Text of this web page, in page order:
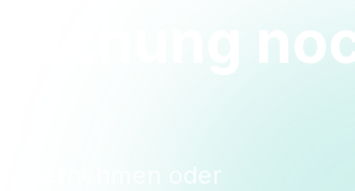
oder